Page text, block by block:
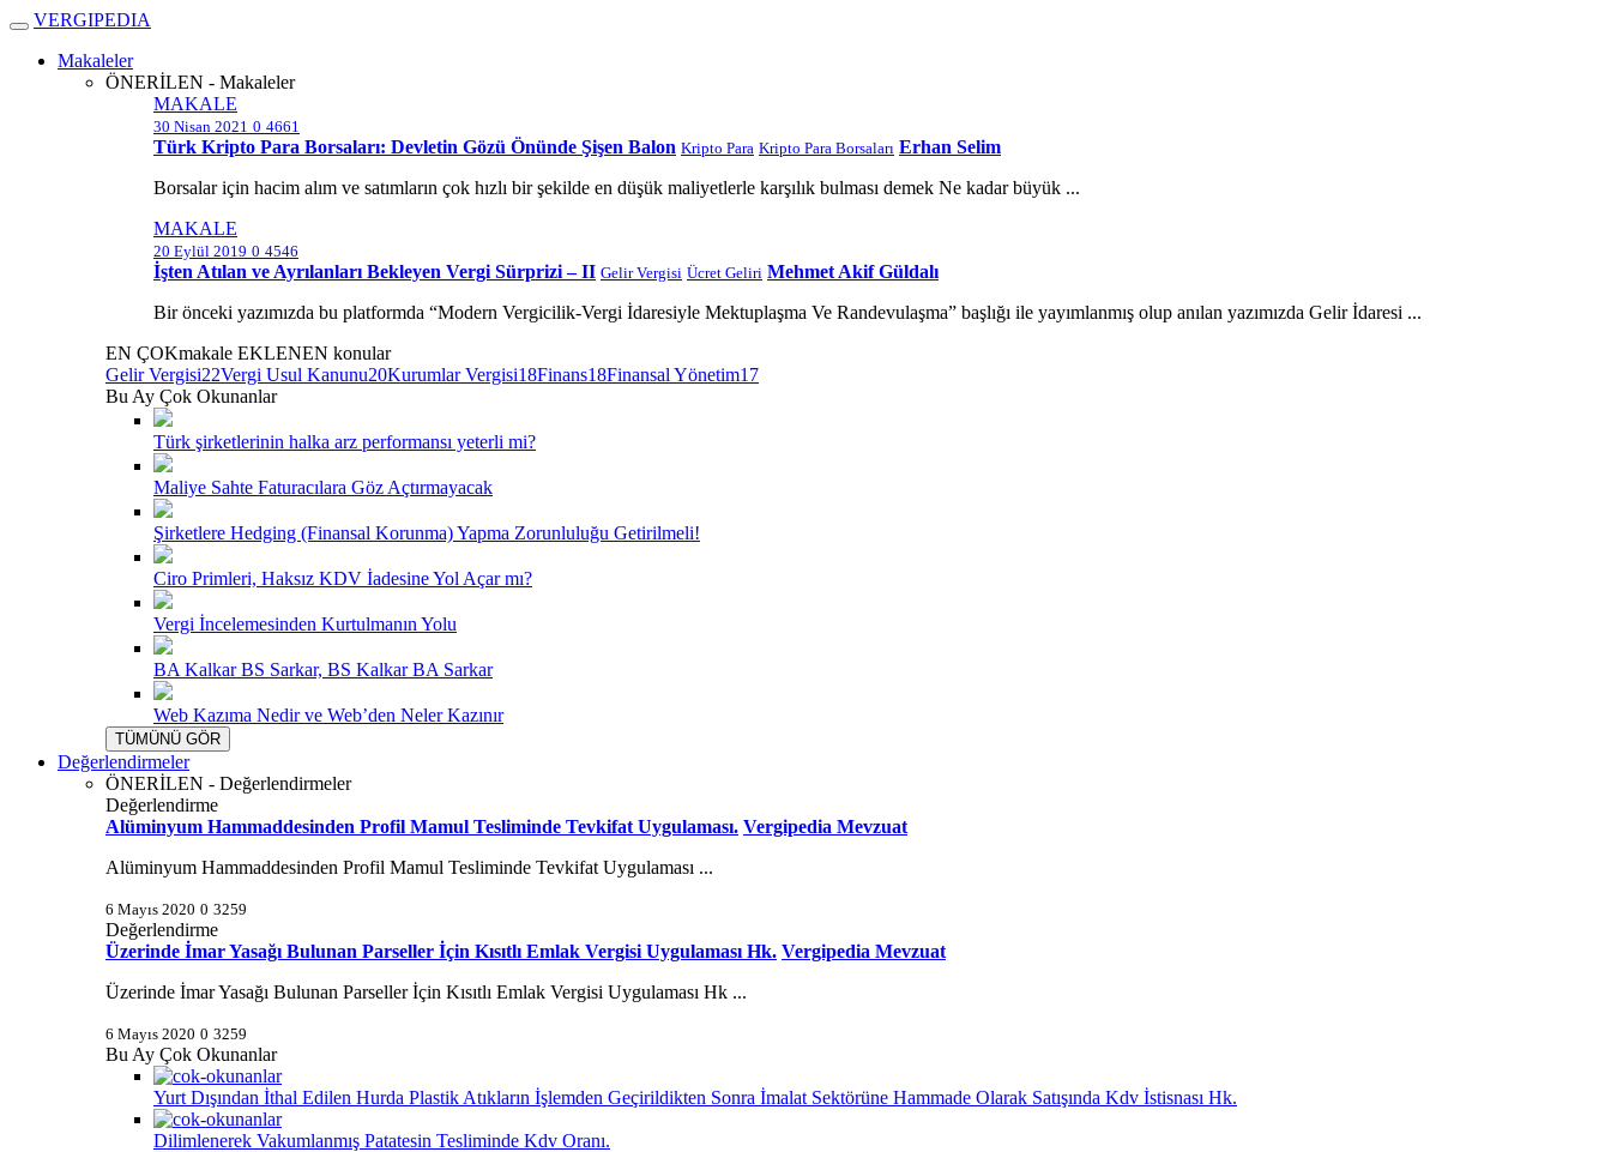
VERGIPEDIA
Makaleler
ÖNERİLEN - Makaleler
MAKALE
30 Nisan 2021 0 4661
Türk Kripto Para Borsaları: Devletin Gözü Önünde Şişen Balon Kripto Para Kripto Para Borsaları Erhan Selim
Borsalar için hacim alım ve satımların çok hızlı bir şekilde en düşük maliyetlerle karşılık bulması demek Ne kadar büyük ...
MAKALE
20 Eylül 2019 0 4546
İşten Atılan ve Ayrılanları Bekleyen Vergi Sürprizi – II Gelir Vergisi Ücret Geliri Mehmet Akif Güldalı
Bir önceki yazımızda bu platformda “Modern Vergicilik-Vergi İdaresiyle Mektuplaşma Ve Randevulaşma” başlığı ile yayımlanmış olup anılan yazımızda Gelir İdaresi ...
EN ÇOKmakale EKLENEN konular
Gelir Vergisi22Vergi Usul Kanunu20Kurumlar Vergisi18Finans18Finansal Yönetim17
Bu Ay Çok Okunanlar
Türk şirketlerinin halka arz performansı yeterli mi?
Maliye Sahte Faturacılara Göz Açtırmayacak
Şirketlere Hedging (Finansal Korunma) Yapma Zorunluluğu Getirilmeli!
Ciro Primleri, Haksız KDV İadesine Yol Açar mı?
Vergi İncelemesinden Kurtulmanın Yolu
BA Kalkar BS Sarkar, BS Kalkar BA Sarkar
Web Kazıma Nedir ve Web’den Neler Kazınır
TÜMÜNÜ GÖR
Değerlendirmeler
ÖNERİLEN - Değerlendirmeler
Değerlendirme
Alüminyum Hammaddesinden Profil Mamul Tesliminde Tevkifat Uygulaması. Vergipedia Mevzuat
Alüminyum Hammaddesinden Profil Mamul Tesliminde Tevkifat Uygulaması ...
6 Mayıs 2020 0 3259
Değerlendirme
Üzerinde İmar Yasağı Bulunan Parseller İçin Kısıtlı Emlak Vergisi Uygulaması Hk. Vergipedia Mevzuat
Üzerinde İmar Yasağı Bulunan Parseller İçin Kısıtlı Emlak Vergisi Uygulaması Hk ...
6 Mayıs 2020 0 3259
Bu Ay Çok Okunanlar
Yurt Dışından İthal Edilen Hurda Plastik Atıkların İşlemden Geçirildikten Sonra İmalat Sektörüne Hammade Olarak Satışında Kdv İstisnası Hk.
Dilimlenerek Vakumlanmış Patatesin Tesliminde Kdv Oranı.